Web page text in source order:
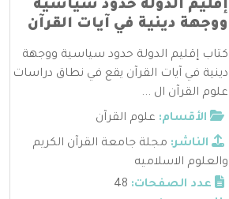
إقليم الدولة حدود سياسية
ووجهة دينية في آيات القرآن
كتاب إقليم الدولة حدود سياسية ووجهة
دينية في آيات القرآن يقع في نطاق دراسات
علوم القرآن ال ...
الأقسام: علوم القرآن
الناشر: مجلة جامعة القرآن الكريم
والعلوم الاسلاميه
عدد الصفحات: